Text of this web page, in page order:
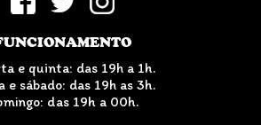
e quinta: das 19h a 1h.
e sábado: das 19h as 3h.
das 19h a 00h.